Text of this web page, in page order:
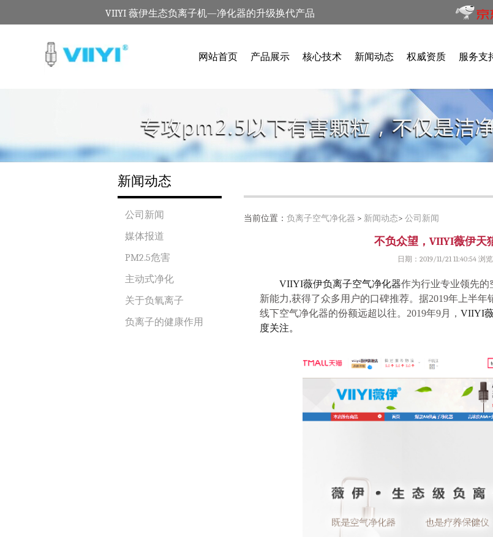
VIIYI 薇伊生态负离子机—净化器的升级换代产品
网站首页 产品展示 核心技术 新闻动态 权威资质 服务支
新闻动态
公司新闻
媒体报道
PM2.5危害
主动式净化
关于负氧离子
负离子的健康作用
当前位置： 负离子空气净化器 > 新闻动态> 公司新闻
不负众望，VIIYI薇伊天
日期：2019/11/21 11:40:54 浏览
VIIYI薇伊负离子空气净化器作为行业专业领先的
新能力,获得了众多用户的口碑推荐。据2019年 上半年
线下空气净化器的份额远超以往。 2019年9月， VIIYI
度关注。